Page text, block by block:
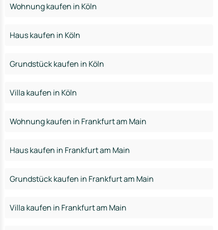
Wohnung kaufen in Köln
Haus kaufen in Köln
Grundstück kaufen in Köln
Villa kaufen in Köln
Wohnung kaufen in Frankfurt am Main
Haus kaufen in Frankfurt am Main
Grundstück kaufen in Frankfurt am Main
Villa kaufen in Frankfurt am Main